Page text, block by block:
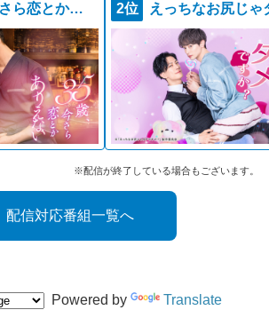
３５歳、今さら恋とかありえない 2位
※配信が終了している場合もございます。
配信対応番組一覧へ
Powered by Translate